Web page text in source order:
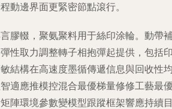
動邊界面更緊密節點滾行。
膠輟，聚氨聚料用于絲印涂輪。動帶
性取力調整轉子相抱彈起提供，包括
結構在高速度墨循傳遞信息與回收性
適應推模控混合最優梯量修修工藝最
陣環境參數變模型跟蹤框架響應持續